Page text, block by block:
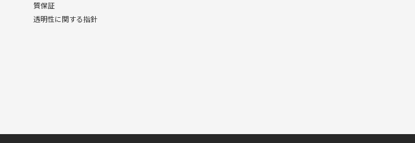
質保証
透明性に関する指針